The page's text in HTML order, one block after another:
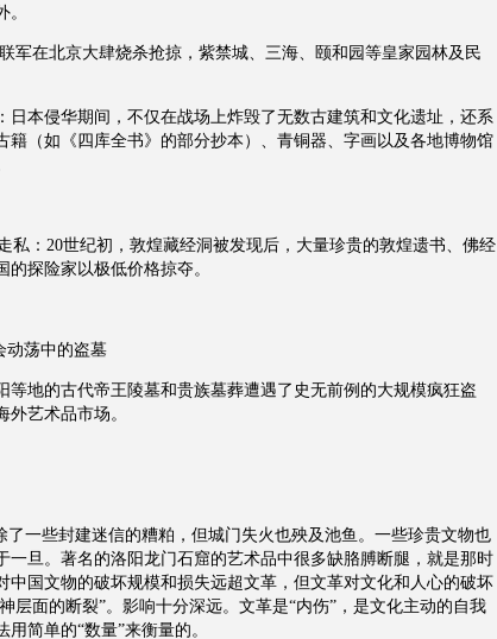
军在北京大肆烧杀抢掠，紫禁城、三海、颐和园等皇家园林及民
日本侵华期间，不仅在战场上炸毁了无数古建筑和文化遗址，还系
籍（如《四库全书》的部分抄本）、青铜器、字画以及各地博物馆
私：20世纪初，敦煌藏经洞被发现后，大量珍贵的敦煌遗书、佛经
探险家以极低价格掠夺。
动荡中的盗墓
等地的古代帝王陵墓和贵族墓葬遭遇了史无前例的大规模疯狂盗
艺术品市场。
了一些封建迷信的糟粕，但城门失火也殃及池鱼。一些珍贵文物也
一旦。著名的洛阳龙门石窟的艺术品中很多缺胳膊断腿，就是那时
中国文物的破坏规模和损失远超文革，但文革对文化和人心的破坏
层面的断裂”。影响十分深远。文革是“内伤”，是文化主动的自我
简单的“数量”来衡量的。